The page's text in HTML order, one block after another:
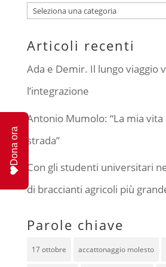
Categorie
Articoli recenti
Ada e Demir. Il lungo viaggio
l’integrazione
Antonio Mumolo: “La mia
strada”
Con gli studenti universitari
di braccianti agricoli più
Parole chiave
17 ottobre accattonaggio molesto
Dona ora